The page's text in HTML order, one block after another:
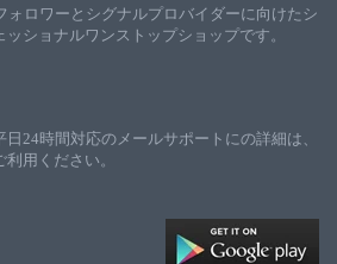
ォロワーとシグナルプロバイダーに向けたシ
ショナルワンストップショップです。
24時間対応のメールサポートにの詳細は、
利用ください。